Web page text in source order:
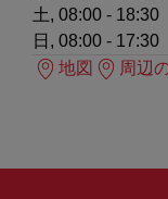
土, 08:00 - 18:30
日, 08:00 - 17:30
地図
周辺